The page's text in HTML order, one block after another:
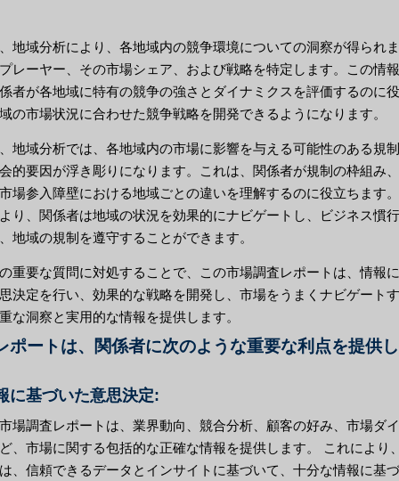
地域分析により、各地域内の競争環境についての洞察が得られ
レーヤー、その市場シェア、および戦略を特定します。この情
者が各地域に特有の競争の強さとダイナミクスを評価するのに
の市場状況に合わせた競争戦略を開発できるようになります。
地域分析では、各地域内の市場に影響を与える可能性のある規
的要因が浮き彫りになります。これは、関係者が規制の枠組み
場参入障壁における地域ごとの違いを理解するのに役立ちます
り、関係者は地域の状況を効果的にナビゲートし、ビジネス慣
地域の規制を遵守することができます。
重要な質問に対処することで、この市場調査レポートは、情報
決定を行い、効果的な戦略を開発し、市場をうまくナビゲート
な洞察と実用的な情報を提供します。
ポートは、関係者に次のような重要な利点を提供
に基づいた意思決定:
場調査レポートは、業界動向、競合分析、顧客の好み、市場ダ
、市場に関する包括的な正確な情報を提供します。 これにより
、信頼できるデータとインサイトに基づいて、十分な情報に基